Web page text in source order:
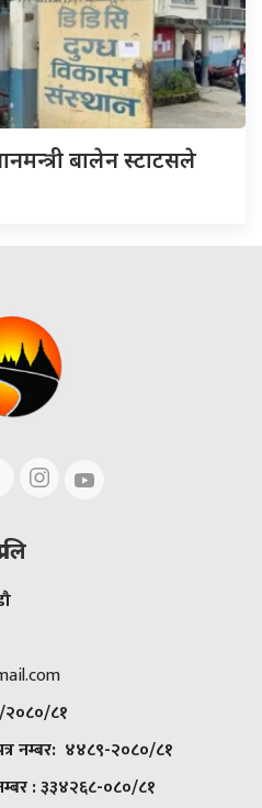
बालेन स्टाटसले
८१
नम्बर: ४४८९-२०८०/८१
:३३४२६८-०८०/८१